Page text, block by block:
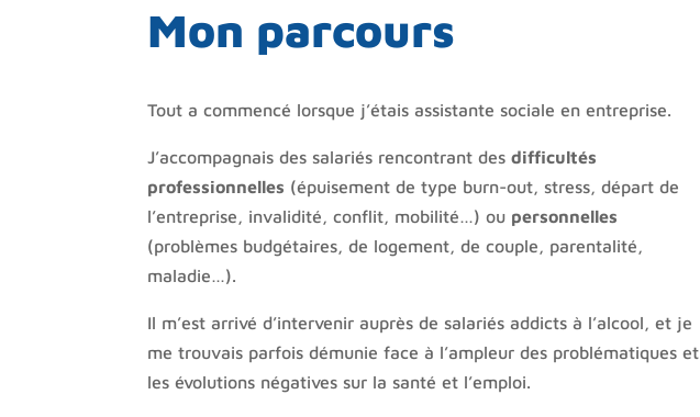
Mon parcours
Tout a commencé lorsque j’étais assistante sociale en entreprise.
J’accompagnais des salariés rencontrant desdifficultés
professionnelles (épuisement de type burn-out, stress, départ de
l’entreprise, invalidité, conflit, mobilité…) ou personnelles
(problèmes budgétaires, de logement, de couple, parentalité,
maladie…).
Il m’est arrivé d’intervenir auprès de salariés addicts à l’alcool, et je
me trouvais parfois démunie face à l’ampleur des problématiques et
les évolutions négatives sur la santé et l’emploi.